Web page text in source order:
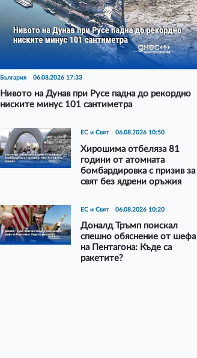
България 06.08.2026 17:33
Нивото на Дунав при Русе падна до рекордно
ниските минус 101 сантиметра
ЕС и Свят 06.08.2026 10:50
Хирошима отбеляза 81
години от атомната
бомбардировка с призив за
свят без ядрени оръжия
ЕС и Свят 06.08.2026 10:20
Доналд Тръмп поискал
спешно обяснение от шефа
на Пентагона: Къде са
ракетите?